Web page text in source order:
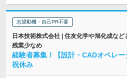
志望動機・自己PR不要
日本技術株式会社 | 住友化学や旭化成な
残業少なめ
経験者募集！【設計・CADオペレ
祝休み